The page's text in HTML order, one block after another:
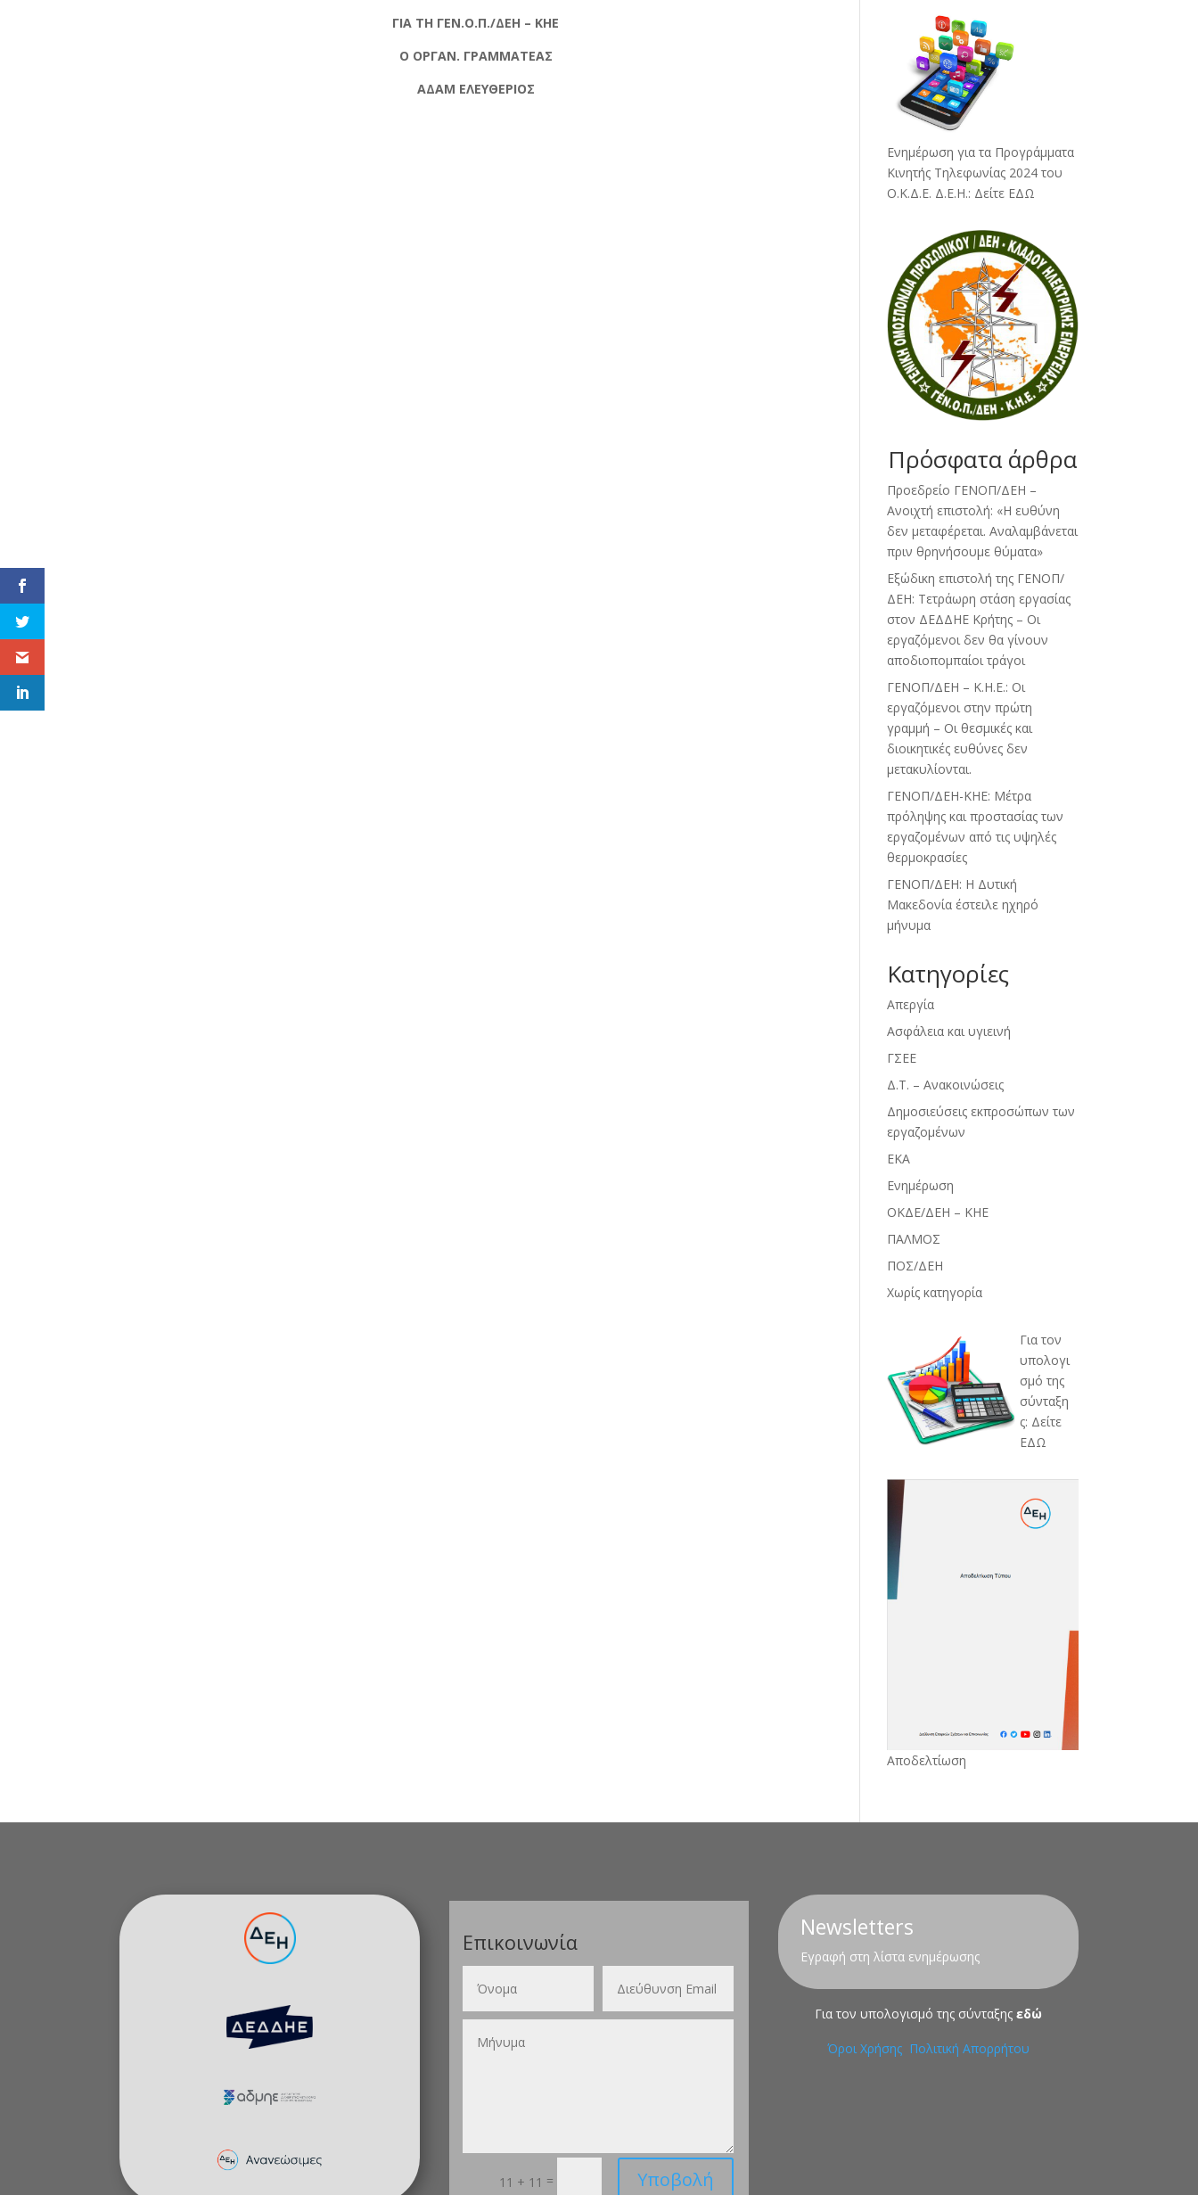
ΓΙΑ ΤΗ ΓΕΝ.Ο.Π./ΔΕΗ – ΚΗΕ
Ο ΟΡΓΑΝ. ΓΡΑΜΜΑΤΕΑΣ
ΑΔΑΜ ΕΛΕΥΘΕΡΙΟΣ
Ενημέρωση για τα Προγράμματα
Κινητής Τηλεφωνίας 2024 του
Ο.Κ.Δ.Ε. Δ.Ε.Η.: Δείτε ΕΔΩ
Πρόσφατα άρθρα
Προεδρείο ΓΕΝΟΠ/ΔΕΗ –
Ανοιχτή επιστολή: «Η ευθύνη
δεν μεταφέρεται. Αναλαμβάνεται
πριν θρηνήσουμε θύματα»
Εξώδικη επιστολή της ΓΕΝΟΠ/
ΔΕΗ: Τετράωρη στάση εργασίας
στον ΔΕΔΔΗΕ Κρήτης – Οι
εργαζόμενοι δεν θα γίνουν
αποδιοπομπαίοι τράγοι
ΓΕΝΟΠ/ΔΕΗ – Κ.Η.Ε.: Οι
εργαζόμενοι στην πρώτη
γραμμή – Οι θεσμικές και
διοικητικές ευθύνες δεν
μετακυλίονται.
ΓΕΝΟΠ/ΔΕΗ-ΚΗΕ: Μέτρα
πρόληψης και προστασίας των
εργαζομένων από τις υψηλές
θερμοκρασίες
ΓΕΝΟΠ/ΔΕΗ: Η Δυτική
Μακεδονία έστειλε ηχηρό
μήνυμα
Kατηγορίες
Απεργία
Ασφάλεια και υγιεινή
ΓΣΕΕ
Δ.Τ. – Ανακοινώσεις
Δημοσιεύσεις εκπροσώπων των
εργαζομένων
ΕΚΑ
Ενημέρωση
ΟΚΔΕ/ΔΕΗ – ΚΗΕ
ΠΑΛΜΟΣ
ΠΟΣ/ΔΕΗ
Χωρίς κατηγορία
Για τον
υπολογι
σμό της
σύνταξη
ς: Δείτε
ΕΔΩ
Αποδελτίωση
Επικοινωνία
11 + 11 = Υποβολή
Newsletters
Εγραφή στη λίστα ενημέρωσης
Για τον υπολογισμό της σύνταξης εδώ
Όροι Χρήσης Πολιτική Απορρήτου